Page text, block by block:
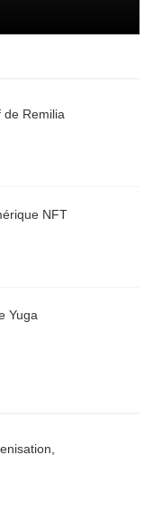
de Remilia
NFT
Yuga